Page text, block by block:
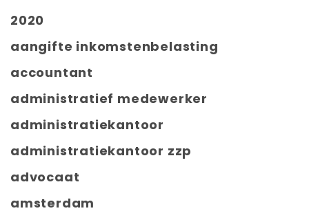
2020
aangifte inkomstenbelasting
accountant
administratief medewerker
administratiekantoor
administratiekantoor zzp
advocaat
amsterdam